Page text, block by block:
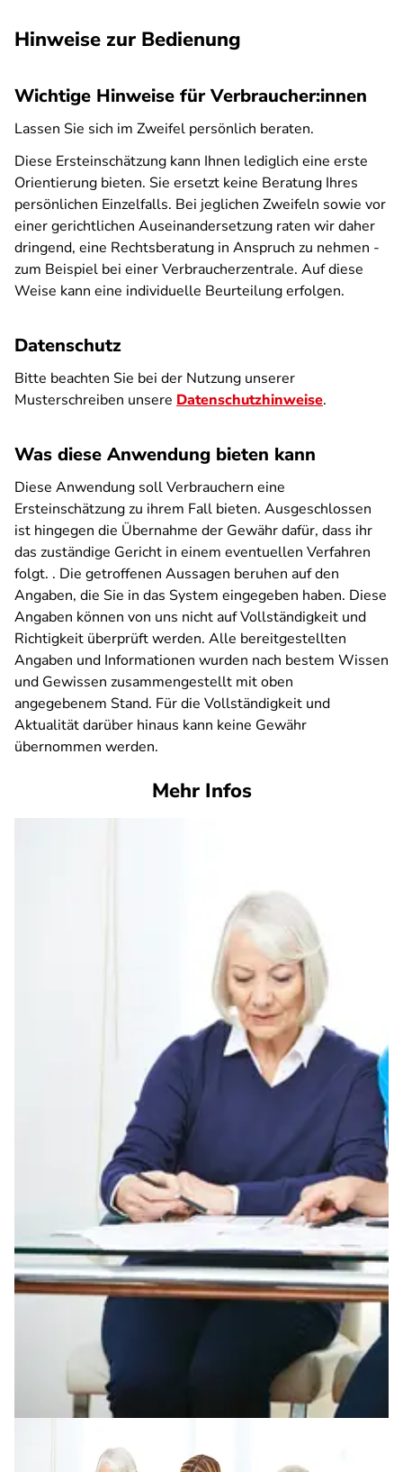
Hinweise zur Bedienung
Wichtige Hinweise für Verbraucher:innen
Lassen Sie sich im Zweifel persönlich beraten.
Diese Ersteinschätzung kann Ihnen lediglich eine erste
Orientierung bieten. Sie ersetzt keine Beratung Ihres
persönlichen Einzelfalls. Bei jeglichen Zweifeln sowie vor
einer gerichtlichen Auseinandersetzung raten wir daher
dringend, eine Rechtsberatung in Anspruch zu nehmen -
zum Beispiel bei einer Verbraucherzentrale. Auf diese
Weise kann eine individuelle Beurteilung erfolgen.
Datenschutz
Bitte beachten Sie bei der Nutzung unserer
Musterschreiben unsere Datenschutzhinweise.
Was diese Anwendung bieten kann
Diese Anwendung soll Verbrauchern eine
Ersteinschätzung zu ihrem Fall bieten. Ausgeschlossen
ist hingegen die Übernahme der Gewähr dafür, dass ihr
das zuständige Gericht in einem eventuellen Verfahren
folgt. . Die getroffenen Aussagen beruhen auf den
Angaben, die Sie in das System eingegeben haben. Diese
Angaben können von uns nicht auf Vollständigkeit und
Richtigkeit überprüft werden. Alle bereitgestellten
Angaben und Informationen wurden nach bestem Wissen
und Gewissen zusammengestellt mit oben
angegebenem Stand. Für die Vollständigkeit und
Aktualität darüber hinaus kann keine Gewähr
übernommen werden.
Mehr Infos